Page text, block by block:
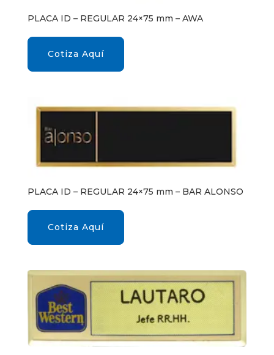
PLACA ID – REGULAR 24×75 mm – AWA
Cotiza Aquí
PLACA ID – REGULAR 24×75 mm – BAR ALONSO
Cotiza Aquí